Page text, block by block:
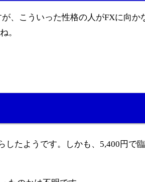
、こういった性格の人がFXに向か
。
たようです。しかも、5,400円で